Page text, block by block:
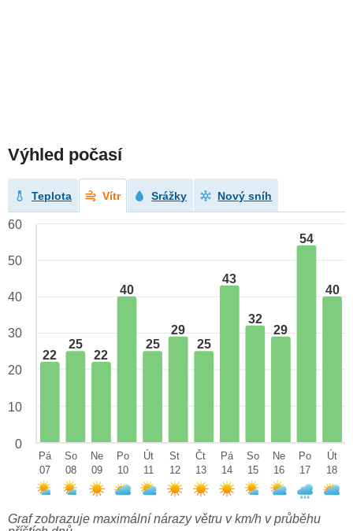
Výhled počasí
Teplota Vítr Srážky Nový sníh
22
25
22
40
25
29
25
43
32
29
54
40
60
50
40
30
20
10
0
Pá
07
So
08
Ne
09
Po
10
Út
11
St
12
Čt
13
Pá
14
So
15
Ne
16
Po
17
Út
18
Graf zobrazuje maximální nárazy větru v km/h v průběhu